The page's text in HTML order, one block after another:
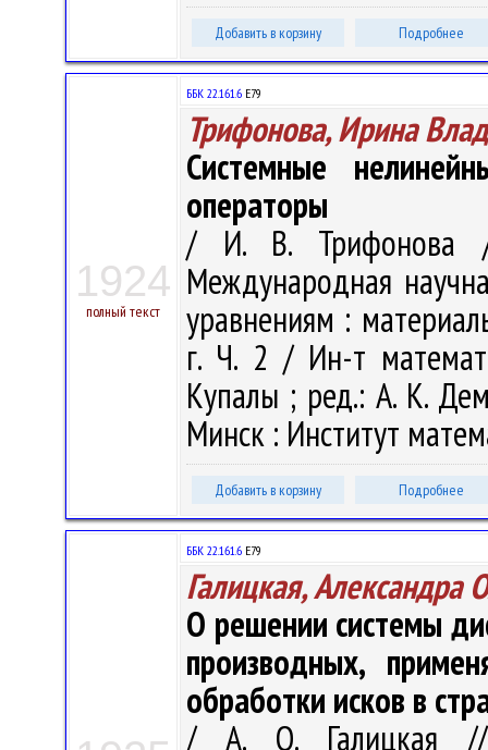
Добавить в корзину Подробнее
1924
полный текст
ББК 22.161.6 Е79
Трифонова, Ирина
Системные
операторы
/ И. В. Трифонова
Международная
уравнениям :
г. Ч. 2 / Ин-т
Купалы ; ред.: А. К.
Минск : Институт
Добавить в корзину Подробнее
ББК 22.161.6 Е79
Галицкая, Александра
О решении системы
производных,
обработки исков в
/ А. О. Галицкая //